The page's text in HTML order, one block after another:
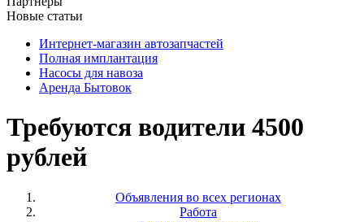
Новые статьи
Интернет-магазин автозапчастей
Полная имплантация
Насосы для навоза
Аренда Бытовок
Требуются водители 4500
рублей
Объявления во всех регионах
Работа